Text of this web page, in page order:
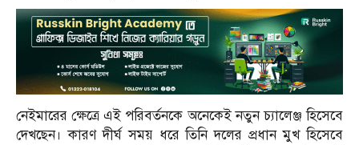
নেইমারের ক্ষেত্রে এই পরিবর্তনকে অনেকেই নতুন চ্যালেঞ্জ হিসেবে
দেখছেন। কারণ দীর্ঘ সময় ধরে তিনি দলের প্রধান মুখ হিসেবে